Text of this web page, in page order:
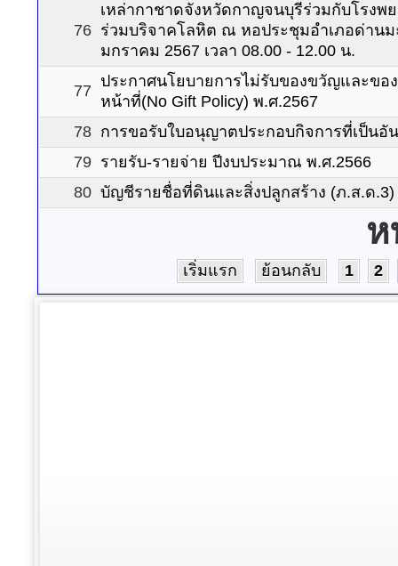
76
เหล่ากาชาดจังหวัดกาญจนบุรีร่วมกับโรงพ
ร่วมบริจาคโลหิต ณ หอประชุมอำเภอด่าน
มกราคม 2567 เวลา 08.00 - 12.00 น.
77
ประกาศนโยบายการไม่รับของขวัญและข
หน้าที่(No Gift Policy) พ.ศ.2567
78 การขอรับใบอนุญาตประกอบกิจการที่เป็นอั
79 รายรับ-รายจ่าย ปีงบประมาณ พ.ศ.2566
80 บัญชีรายชื่อที่ดินและสิ่งปลูกสร้าง (ภ.ส.ด.3)
ห
เริ่มแรก ย้อนกลับ 1 2